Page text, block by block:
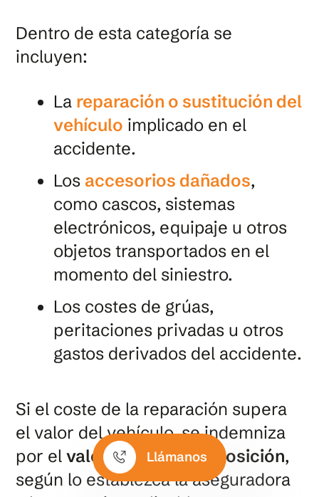
Dentro de esta categoría se
incluyen:
La reparación o sustitución del
vehículo implicado en el
accidente.
Los accesorios dañados,
como cascos, sistemas
electrónicos, equipaje u otros
objetos transportados en el
momento del siniestro.
Los costes de grúas,
peritaciones privadas u otros
gastos derivados del accidente.
Si el coste de la reparación supera
el valor del vehículo, se indemniza
por elvalor venal o de reposición,
según lo establezca la aseguradora
Llámanos